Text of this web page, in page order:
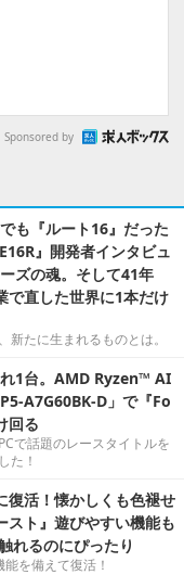
Sponsored by
も『ルート16』だった
』開発者インタビュ
ズの魂。そして41年
で直した世界に1本だけ
たに生まれるものとは。
1台。AMD Ryzen™ AI
A7G60BK-D」で『Fo
回る
で話題のレースタイトルを
た！
復活！懐かしくも色褪せ
スト』遊びやすい機能も
れるのにぴったり
を備えて復活！